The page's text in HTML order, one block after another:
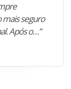
seguro
Após o…”